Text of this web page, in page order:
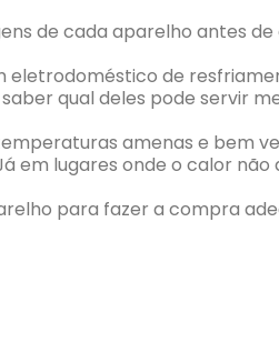
de cada aparelho antes
eletrodoméstico de
qual deles pode servir
amenas e bem
em lugares onde o calor
para fazer a compra